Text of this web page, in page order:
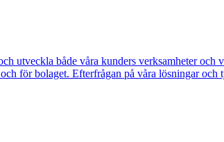
både våra kunders verksamheter och
för bolaget. Efterfrågan på våra lösningar och